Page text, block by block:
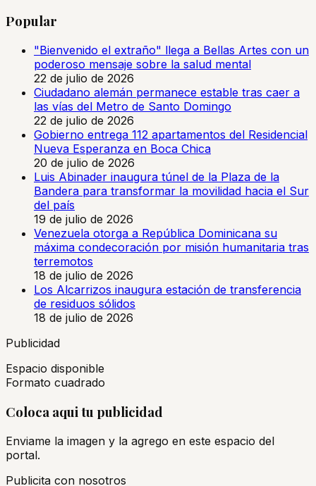
Popular
"Bienvenido el extraño" llega a Bellas Artes con un
poderoso mensaje sobre la salud mental
22 de julio de 2026
Ciudadano alemán permanece estable tras caer a
las vías del Metro de Santo Domingo
22 de julio de 2026
Gobierno entrega 112 apartamentos del Residencial
Nueva Esperanza en Boca Chica
20 de julio de 2026
Luis Abinader inaugura túnel de la Plaza de la
Bandera para transformar la movilidad hacia el Sur
del país
19 de julio de 2026
Venezuela otorga a República Dominicana su
máxima condecoración por misión humanitaria tras
terremotos
18 de julio de 2026
Los Alcarrizos inaugura estación de transferencia
de residuos sólidos
18 de julio de 2026
Publicidad
Espacio disponible
Formato cuadrado
Coloca aqui tu publicidad
Enviame la imagen y la agrego en este espacio del
portal.
Publicita con nosotros